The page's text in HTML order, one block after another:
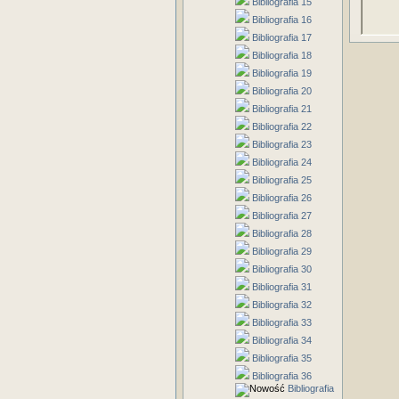
Bibliografia 16
Bibliografia 17
Bibliografia 18
Bibliografia 19
Bibliografia 20
Bibliografia 21
Bibliografia 22
Bibliografia 23
Bibliografia 24
Bibliografia 25
Bibliografia 26
Bibliografia 27
Bibliografia 28
Bibliografia 29
Bibliografia 30
Bibliografia 31
Bibliografia 32
Bibliografia 33
Bibliografia 34
Bibliografia 35
Bibliografia 36
Bibliografia